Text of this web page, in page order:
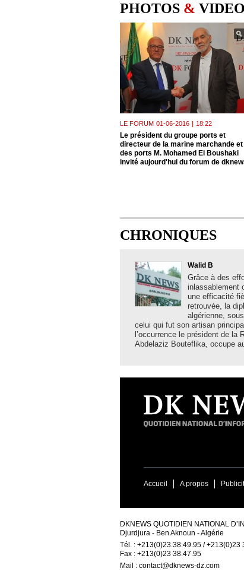
PHOTOS &
LE FORUM 01-06-2016 | 18:22
Le président du groupe ports et
directeur de la marine marchande et
des ports M. Mohamed El Boushaki
invité aujourd'hui du forum de
CHRONIQUES
Walid B
Grâce à des
inlassablement
une efficacité
retrouvée, la
algérienne,
celui qui fut son artisan
l’occurrence le président de la
Abdelaziz Bouteflika, occupe
Accueil A propos
DKNEWS QUOTIDIEN NATIONAL
Djurdjura - Ben Aknoun - Algérie
Tél. : +213(0)23.38.49.95 / +213(0)23
Fax : +213(0)23 38.47.95
Mail : contact@dknews-dz.com